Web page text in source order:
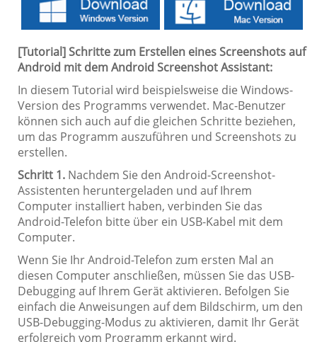
[Tutorial] Schritte zum Erstellen eines Screenshots auf
Android mit dem Android Screenshot Assistant:
In diesem Tutorial wird beispielsweise die Windows-
Version des Programms verwendet. Mac-Benutzer
können sich auch auf die gleichen Schritte beziehen,
um das Programm auszuführen und Screenshots zu
erstellen.
Schritt 1. Nachdem Sie den Android-Screenshot-
Assistenten heruntergeladen und auf Ihrem
Computer installiert haben, verbinden Sie das
Android-Telefon bitte über ein USB-Kabel mit dem
Computer.
Wenn Sie Ihr Android-Telefon zum ersten Mal an
diesen Computer anschließen, müssen Sie das USB-
Debugging auf Ihrem Gerät aktivieren. Befolgen Sie
einfach die Anweisungen auf dem Bildschirm, um den
USB-Debugging-Modus zu aktivieren, damit Ihr Gerät
erfolgreich vom Programm erkannt wird.